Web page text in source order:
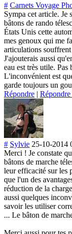
# Carnets Voyage
Sympa cet article. Je
bâtons de rando
États Unis cette
mes genoux qui me
articulations
J'ajouterais aussi
eau est très utile.
L'inconvénient est
garde toujours un
Répondre |
# Sylvie 25-10-2014
Merci ! Je constate
bâtons de marche
leur efficacité sur les
que l'un des
réduction de la
aussi quelques
savoir les utiliser
... Le bâton de